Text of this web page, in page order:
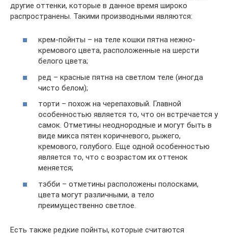
другие оттенки, которые в данное время широко
распространены. Такими производными являются:
крем-пойнты – на теле кошки пятна нежно-
кремового цвета, расположенные на шерсти
белого цвета;
ред – красные пятна на светлом теле (иногда
чисто белом);
торти – похож на черепаховый. Главной
особенностью является то, что он встречается у
самок. Отметины неоднородные и могут быть в
виде микса пятен коричневого, рыжего,
кремового, голубого. Еще одной особенностью
является то, что с возрастом их оттенок
меняется;
тэбби – отметины расположены полосками,
цвета могут различными, а тело
преимущественно светлое.
Есть также редкие пойнты, которые считаются